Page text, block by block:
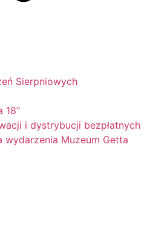
Sierpniowych
18”
i dystrybucji bezpłatnych
wydarzenia Muzeum Getta